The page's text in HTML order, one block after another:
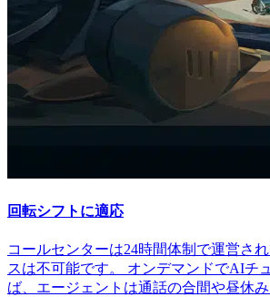
回転シフトに適応
コールセンターは24時間体制で運営さ
スは不可能です。 オンデマンドでAIチ
ば、エージェントは通話の合間や昼休